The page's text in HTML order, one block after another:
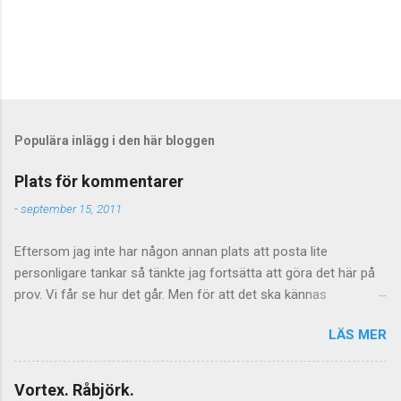
Populära inlägg i den här bloggen
Plats för kommentarer
-september 15, 2011
Eftersom jag inte har någon annan plats att posta lite
personligare tankar så tänkte jag fortsätta att göra det här på
prov. Vi får se hur det går. Men för att det ska kännas
ha något litet med saken att göra. Vilket föranleder mig att
tillfälligtvis stänga av kommentarerna för de mer personliga
inläggen. Jag vill inte stänga av kommentarer helt och hållet
LÄS MER
Vortex. Råbjörk.